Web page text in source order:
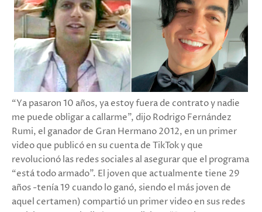
“Ya pasaron 10 años, ya estoy fuera de contrato y nadie
me puede obligar a callarme”, dijo Rodrigo Fernández
Rumi, el ganador de Gran Hermano 2012, en un primer
video que publicó en su cuenta de TikTok y que
revolucionó las redes sociales al asegurar que el programa
“está todo armado”. El joven que actualmente tiene 29
años -tenía 19 cuando lo ganó, siendo el más joven de
aquel certamen) compartió un primer video en sus redes